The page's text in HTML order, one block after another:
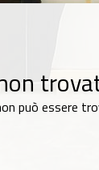
può essere